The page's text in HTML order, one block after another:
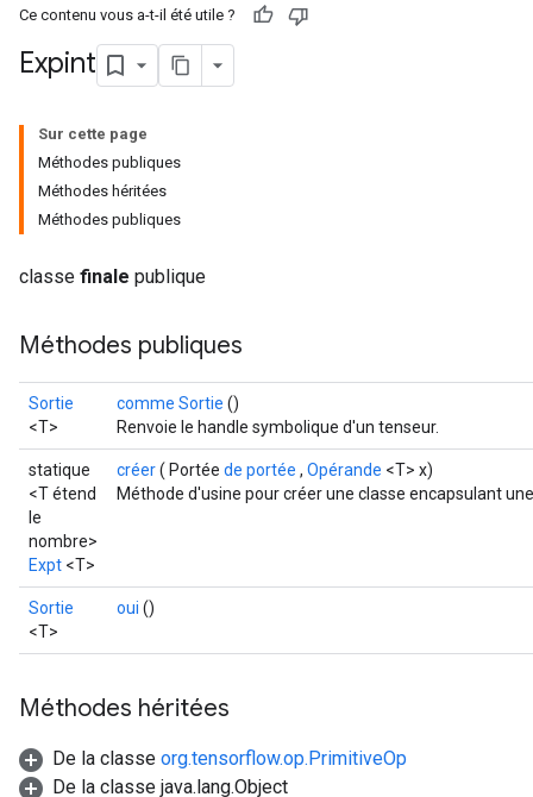
Ce contenu vous a-t-il été utile ?
Expint
Sur cette page
Méthodes publiques
Méthodes héritées
Méthodes publiques
classe finale publique
Méthodes publiques
Sortie
<T>
comme Sortie ()
Renvoie le handle symbolique d'un tenseur.
statique
<T étend
le
nombre>
Expt <T>
créer( Portée de portée , Opérande <T> x)
Méthode d'usine pour créer une classe encapsulant
Sortie
<T>
oui ()
Méthodes héritées
De la classe org.tensorflow.op.PrimitiveOp
De la classe java.lang.Object